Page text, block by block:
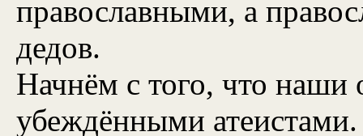
православными, а
дедов.
Начнём с того, что
убеждёнными